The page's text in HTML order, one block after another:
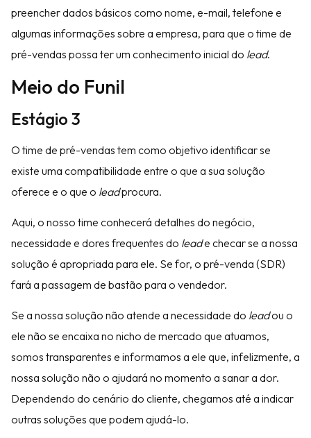
preencher dados básicos como nome, e-mail, telefone e
algumas informações sobre a empresa, para que o time de
pré-vendas possa ter um conhecimento inicial do lead.
Meio do Funil
Estágio 3
O time de pré-vendas tem como objetivo identificar se
existe uma compatibilidade entre o que a sua solução
oferece e o que o leadprocura.
Aqui, o nosso time conhecerá detalhes do negócio,
necessidade e dores frequentes do leade checar se a nossa
solução é apropriada para ele. Se for, o pré-venda (SDR)
fará a passagem de bastão para o vendedor.
Se a nossa solução não atende a necessidade do leadou o
ele não se encaixa no nicho de mercado que atuamos,
somos transparentes e informamos a ele que, infelizmente, a
nossa solução não o ajudará no momento a sanar a dor.
Dependendo do cenário do cliente, chegamos até a indicar
outras soluções que podem ajudá-lo.